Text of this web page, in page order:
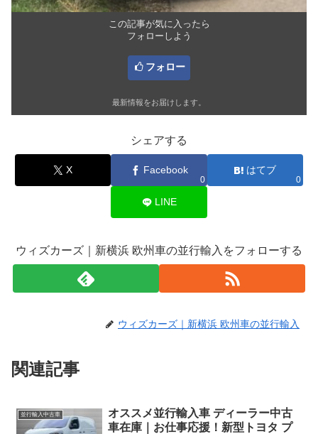
この記事が気に入ったら
フォローしよう
フォロー
最新情報をお届けします。
シェアする
X Facebook
0
はてブ
0
LINE
ウィズカーズ｜新横浜 欧州車の並行輸入をフォローする
ウィズカーズ｜新横浜 欧州車の並行輸入
関連記事
並行輸入中古車
オススメ並行輸入車 ディーラー中古
車在庫｜お仕事応援！新型トヨタ プ